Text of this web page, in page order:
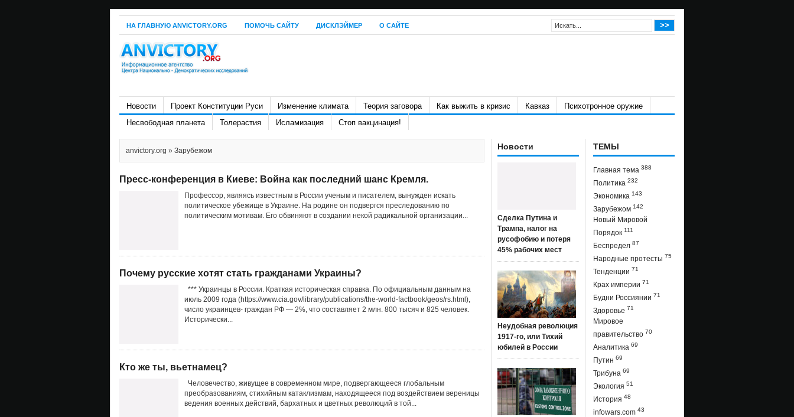
НА ГЛАВНУЮ ANVICTORY.ORG ПОМОЧЬ САЙТУ ДИСКЛЭЙМЕР О САЙТЕ
Новости Проект Конституции Руси Изменение климата Теория заговора Как выжить в кризис Кавказ
Психотронное оружие
Несвободная планета
Толерастия Исламизация Стоп вакцинация!
anvictory.org » Зарубежом
Пресс-конференция в Киеве: Война как последний шанс Кремля.
Профессор, являясь известным в России ученым и писателем, вынужден искать
политическое убежище в Украине. На родине он подвергся преследованию по
политическим мотивам. Его обвиняют в создании некой радикальной организации...
Почему русские хотят стать гражданами Украины?
*** Украинцы в России. Краткая историческая справка. По официальным данным на
июль 2009 года (https://www.cia.gov/library/publications/the-world-factbook/geos/rs.html),
число украинцев- граждан РФ — 2%, что составляет 2 млн. 800 тысяч и 825 человек.
Исторически...
Кто же ты, вьетнамец?
Человечество, живущее в современном мире, подвергающееся глобальным
преобразованиям, стихийным катаклизмам, находящееся под воздействием вереницы
ведения военных действий, бархатных и цветных революций в той...
Новости
Сделка Путина и
Трампа, налог на
русофобию и потеря
45% рабочих мест
Неудобная революция
1917-го, или Тихий
юбилей в России
ТЕМЫ
Главная тема 388
Политика 232
Экономика 143
Зарубежом 142
Новый Мировой
Порядок 111
Беспредел 87
Народные протесты 75
Тенденции 71
Крах империи 71
Будни Россиянии 71
Здоровье 71
Мировое
правительство 70
Аналитика 69
Путин 69
Трибуна 69
Экология 51
История 48
infowars.com 43